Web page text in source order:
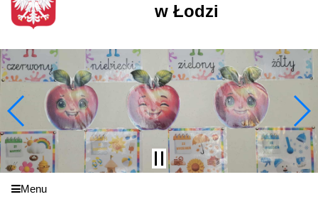
w Łodzi
Menu